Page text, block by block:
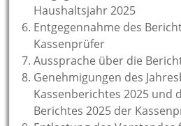
Haushaltsjahr 2025
Entgegennahme des
Kassenprüfer
Aussprache über die
Genehmigungen des
Kassenberichtes 2025 und
Berichtes 2025 der